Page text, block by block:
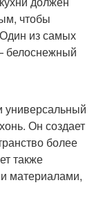
чтобы
из самых
белоснежный
универсальный
Он создает
более
также
материалами,